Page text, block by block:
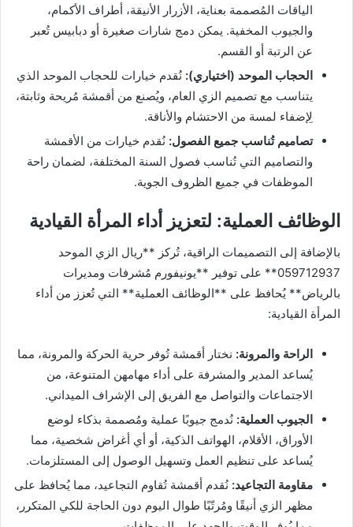
الياقات المُصممة بعناية، الأزرار الأنيقة، أطراف الأكمام،
والجيوب المخفية. يمكن دمج شارات صغيرة أو دبابيس تُعبر
عن الرتبة أو القسم.
الحجاب الموحد (اختياري): نُقدم خيارات للحجاب الموحد الذي
يتناسب مع تصميم الزي العام، ويُصنع من أقمشة مُريحة وثابتة،
لِإضفاء لمسة من الاحتشام والأناقة.
تصاميم تُناسب جميع الفصول: نُقدم خيارات من الأقمشة
والتصاميم التي تُناسب فصول السنة المختلفة، لضمان راحة
الموظفات في جميع الظروف الجوية.
الوظائف العملية: لتعزيز أداء المرأة القيادية
بالإضافة إلى التصميمات الراقية، تُركز **ريال الزي الموحد
059712937** على توفير **يونيفورم مُشرفات ومديرات
بالرياض** يُحافظ على **الوظائف العملية** التي تُعزز من أداء
المرأة القيادية:
الراحة والمرونة: نختار أقمشة تُوفر حرية الحركة والمرونة، مما
يُساعد المدير والمشرفة على أداء مهامهن المتنوعة، من
الاجتماعات والتواصل مع الفريق إلى الإشراف الميداني.
الجيوب العملية: نُدمج جيوبًا عملية ومُصممة بذكاء لوضع
الأوراق، الأقلام، الهواتف الذكية، أو أي أغراض شخصية، مما
يُساعد على تنظيم العمل وتسهيل الوصول إلى المستلزمات.
مقاومة التجاعيد: نُقدم أقمشة تُقاوم التجاعيد، مما يُحافظ على
مظهر الزي أنيقًا ومُرتّبًا طوال اليوم دون الحاجة للكي المتكرر،